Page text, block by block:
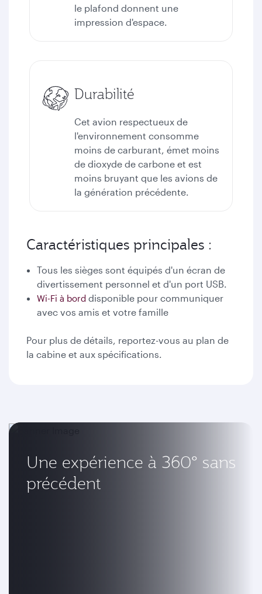
le plafond donnent une
impression d'espace.
Durabilité
Cet avion respectueux de
l'environnement consomme
moins de carburant, émet moins
de dioxyde de carbone et est
moins bruyant que les avions de
la génération précédente.
Caractéristiques principales :
Tous les sièges sont équipés d'un écran de
divertissement personnel et d'un port USB.
Wi-Fi à bord disponible pour communiquer
avec vos amis et votre famille
Pour plus de détails, reportez-vous au plan de
la cabine et aux spécifications.
Une expérience à 360° sans
précédent